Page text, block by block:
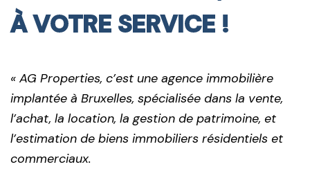
À VOTRE SERVICE !
« AG Properties, c’est une agence immobilière
implantée à Bruxelles, spécialisée dans la vente,
l’achat, la location, la gestion de patrimoine, et
l’estimation de biens immobiliers résidentiels et
commerciaux.